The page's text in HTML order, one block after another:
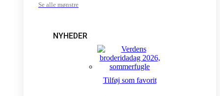
Se alle mønstre
NYHEDER
Tilføj som favorit